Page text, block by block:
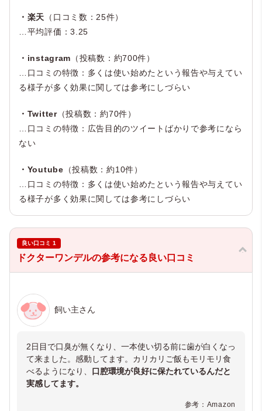
・楽天 （口コミ数：25件）
…平均評価：3.25
・instagram （投稿数：約700件）
…口コミの特徴：多くは使い始めたという報告や与えてい
る様子が多く効果に関しては参考にしづらい
・Twitter（投稿数：約70件）
…口コミの特徴：広告目的のツイートばかりで参考になら
ない
・Youtube （投稿数：約10件）
…口コミの特徴：多くは使い始めたという報告や与えてい
る様子が多く効果に関しては参考にしづらい
良い口コミ 1
ドクターワンデルの参考になる良い口コミ
飼い主さん
2日目で口臭が無くなり、一本使い切る前に歯が白くなっ
て来ました。感動してます。カリカリご飯もモリモリ食
べるようになり、 口腔環境が良好に保たれているんだと
実感してます。
参考：Amazon